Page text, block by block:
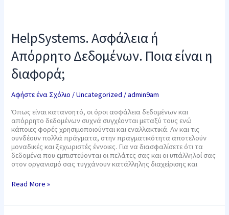
HelpSystems. Ασφάλεια ή
Απόρρητο Δεδομένων. Ποια είναι η
διαφορά;
Αφήστε ένα Σχόλιο /Uncategorized /admin9am
Όπως είναι κατανοητό, οι όροι ασφάλεια δεδομένων και
απόρρητο δεδομένων συχνά συγχέονται μεταξύ τους ενώ
κάποιες φορές χρησιμοποιούνται και εναλλακτικά. Αν και τις
συνδέουν πολλά πράγματα, στην πραγματικότητα αποτελούν
μοναδικές και ξεχωριστές έννοιες. Για να διασφαλίσετε ότι τα
δεδομένα που εμπιστεύονται οι πελάτες σας και οι υπάλληλοί σας
στον οργανισμό σας τυγχάνουν κατάλληλης διαχείρισης και
Απόρρητο
Δεδομένων.
Ποια
η
διαφορά;
Read More »